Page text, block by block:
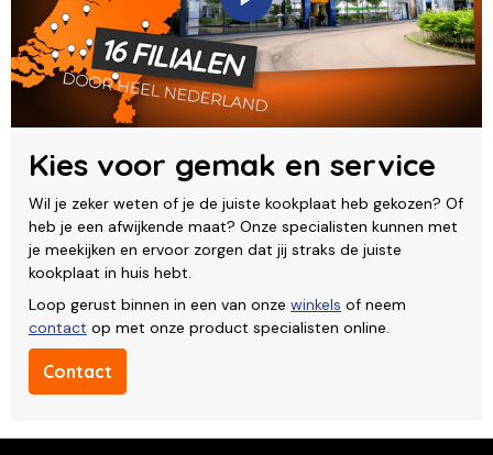
Kies voor gemak en service
Wil je zeker weten of je de juiste kookplaat heb gekozen? Of
heb je een afwijkende maat? Onze specialisten kunnen met
je meekijken en ervoor zorgen dat jij straks de juiste
kookplaat in huis hebt.
Loop gerust binnen in een van onze winkels of neem
contact op met onze product specialisten online.
Contact